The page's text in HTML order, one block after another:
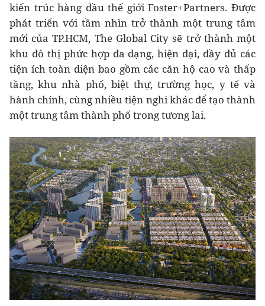
kiến trúc hàng đầu thế giới Foster+Partners. Được
phát triển với tầm nhìn trở thành một trung tâm
mới của TP.HCM, The Global City sẽ trở thành một
khu đô thị phức hợp đa dạng, hiện đại, đầy đủ các
tiện ích toàn diện bao gồm các căn hộ cao và thấp
tầng, khu nhà phố, biệt thự, trường học, y tế và
hành chính, cùng nhiều tiện nghi khác để tạo thành
một trung tâm thành phố trong tương lai.